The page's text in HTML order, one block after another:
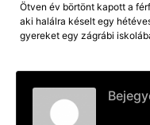
Ötven év börtönt kapott a
aki halálra késelt egy
gyereket egy zágrábi